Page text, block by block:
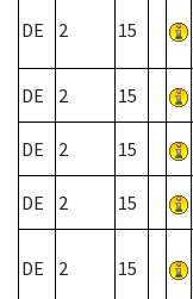
DE 2 15
DE 2 15
DE 2 15
DE 2 15
DE 2 15